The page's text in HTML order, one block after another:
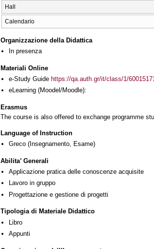
Hall
Calendario
Organizzazione della Didattica
In presenza
Materiali Online
e-Study Guide https://qa.auth.gr/it/class/1/
eLearning (Moodel/Moodle):
Erasmus
The course is also offered to exchange programme
Language of Instruction
Greco (Insegnamento, Esame)
Abilita’ Generali
Applicazione pratica delle conoscenze acquisite
Lavoro in gruppo
Progettazione e gestione di progetti
Tipologia di Materiale Didattico
Libro
Appunti